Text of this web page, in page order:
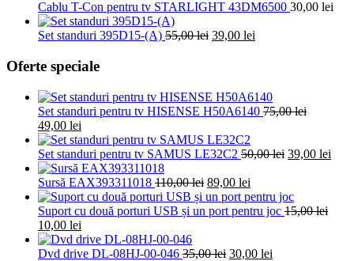
99,00 lei.
Cablu T-Con pentru tv STARLIGHT 43DM6500 30,00 lei
Set standuri 395D15-(A) 55,00lei Prețul
55,00 lei.
39,00 lei
Oferte speciale
Set standuri pentru tv HISENSE H50A6140 75,00lei
Prețul
inițial
a
fost:
75,00 lei.
49,00 lei
curent
este:
49,00 lei.
Set standuri pentru tv SAMUS LE32C2 50,00lei Prețul
fost:
50,00 lei.
39,00 lei
Sursă EAX393311018 110,00lei Prețul
inițial
a
89,00 lei
curent
este:
Suport cu două porturi USB și un port pentru joc 15,00lei
Prețul
inițial
a
10,00 lei
curent
este:
Dvd drive DL-08HJ-00-046 35,00lei Prețul
30,00 lei